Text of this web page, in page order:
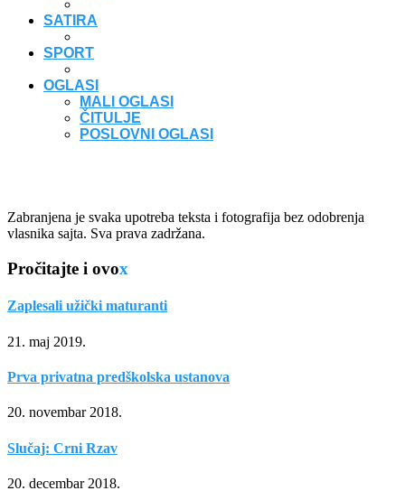
SATIRA
SPORT
OGLASI
MALI OGLASI
ČITULJE
POSLOVNI OGLASI
Zabranjena je svaka upotreba teksta i fotografija bez odobrenja
vlasnika sajta. Sva prava zadržana.
Pročitajte i ovox
Zaplesali užički maturanti
21. maj 2019.
Prva privatna predškolska ustanova
20. novembar 2018.
Slučaj: Crni Rzav
20. decembar 2018.